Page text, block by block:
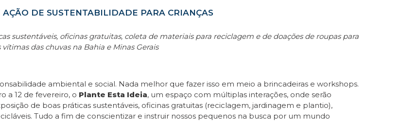
DE SUSTENTABILIDADE PARA CRIANÇAS
sustentáveis, oficinas gratuitas, coleta de materiais para reciclagem e de doações de roupas para
vítimas das chuvas na Bahia e Minas Gerais
ambiental e social. Nada melhor que fazer isso em meio a brincadeiras e workshops.
a 12 de fevereiro, o Plante Esta Ideia, um espaço com múltiplas interações, onde serão
de boas práticas sustentáveis, oficinas gratuitas (reciclagem, jardinagem e plantio),
Tudo a fim de conscientizar e instruir nossos pequenos na busca por um mundo